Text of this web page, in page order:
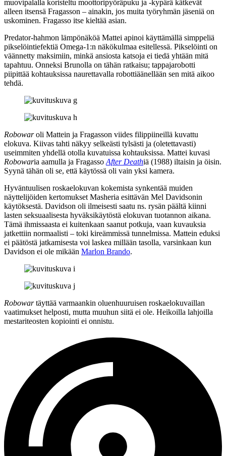
muovipalalla koristeltu moottoripyöräpuku ja ‑kypärä kätkevät
alleen itsensä Fragasson – ainakin, jos muita työryhmän jäseniä on
uskominen. Fragasso itse kieltää asian.
Predator-hahmon lämpönäköä Mattei apinoi käyttämällä simppeliä
pikselöintiefektiä Omega‑1:n näkökulmaa esitellessä. Pikselöinti on
väännetty maksimiin, minkä ansiosta katsoja ei tiedä yhtään mitä
tapahtuu. Onneksi Brunolla on tähän ratkaisu; tappajarobotti
piipittää kohtauksissa naurettavalla robottiäänellään sen mitä aikoo
tehdä.
Robowaroli Mattein ja Fragasson viides filippiineillä kuvattu
elokuva. Kiivas tahti näkyy selkeästi tylsästi ja (oletettavasti)
useimmiten yhdellä otolla kuvatuissa kohtauksissa. Mattei kuvasi
Robowaria aamulla ja Fragasso After Deathiä (1988) iltaisin ja öisin.
Syynä tähän oli se, että käytössä oli vain yksi kamera.
Hyväntuulisen roskaelokuvan kokemista synkentää muiden
näyttelijöiden kertomukset Masheria esittävän Mel Davidsonin
käytöksestä. Davidson oli ilmeisesti saatu ns. rysän päältä kiinni
lasten seksuaalisesta hyväksikäytöstä elokuvan tuotannon aikana.
Tämä ihmissaasta ei kuitenkaan saanut potkuja, vaan kuvauksia
jatkettiin normaalisti – toki kireämmissä tunnelmissa. Mattein eduksi
ei päätöstä jatkamisesta voi laskea millään tasolla, varsinkaan kun
Davidson ei ole mikään Marlon Brando.
Robowartäyttää varmaankin oluenhuuruisen roskaelokuvaillan
vaatimukset helposti, mutta muuhun siitä ei ole. Heikoilla lahjoilla
mestariteosten kopiointi ei onnistu.